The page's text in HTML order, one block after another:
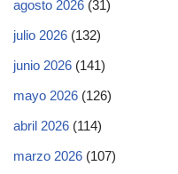
agosto 2026 (31)
julio 2026 (132)
junio 2026 (141)
mayo 2026 (126)
abril 2026 (114)
marzo 2026 (107)